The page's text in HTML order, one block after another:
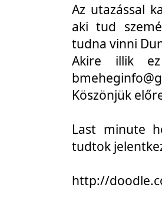
Az utazással
aki tud
tudna vinni
Akire illik
Köszönjük
Last minute
tudtok
http://